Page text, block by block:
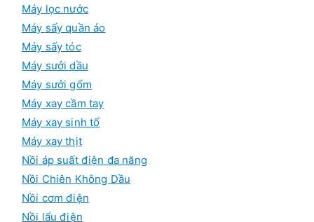
Máy lọc nước
Máy sấy quần áo
Máy sấy tóc
Máy sưởi dầu
Máy sưởi gốm
Máy xay cầm tay
Máy xay sinh tố
Máy xay thịt
Nồi áp suất điện đa năng
Nồi Chiên Không Dầu
Nồi cơm điện
Nồi lẩu điện